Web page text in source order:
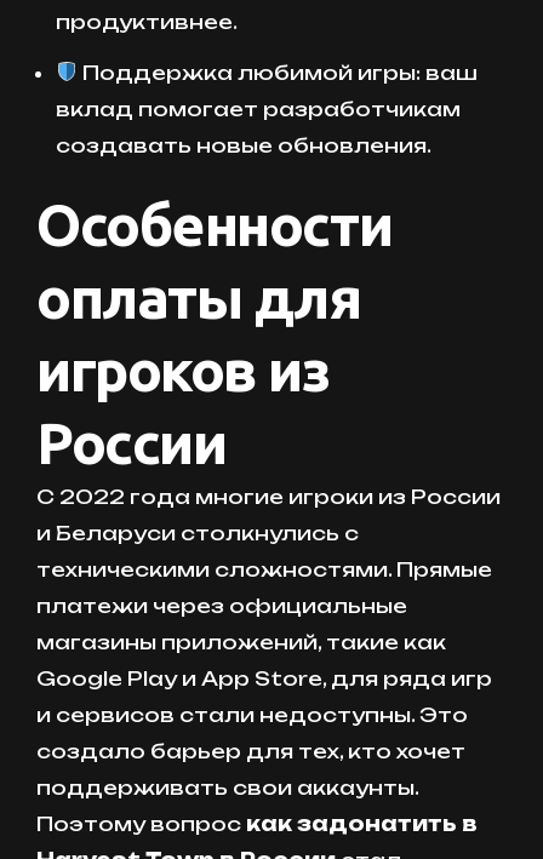
продуктивнее.
Поддержка любимой игры: ваш
вклад помогает разработчикам
создавать новые обновления.
Особенности
оплаты для
игроков из
России
С 2022 года многие игроки из России
и Беларуси столкнулись с
техническими сложностями. Прямые
платежи через официальные
магазины приложений, такие как
Google Play и App Store, для ряда игр
и сервисов стали недоступны. Это
создало барьер для тех, кто хочет
поддерживать свои аккаунты.
Поэтому вопрос как задонатить в